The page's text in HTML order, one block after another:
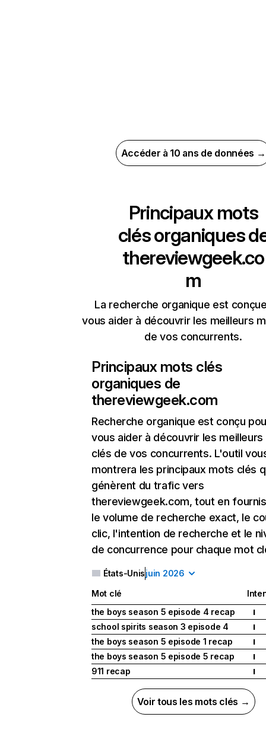
Accéder à 10 ans de données →
Principaux mots
clés organiques
thereviewgeek.co
m
La recherche organique est
vous aider à découvrir les meilleurs
de vos concurrents.
Principaux mots clés
organiques de
thereviewgeek.com
Recherche organique est conçu
vous aider à découvrir les
clés de vos concurrents. L'outil
montrera les principaux mots clés
génèrent du trafic vers
thereviewgeek.com, tout en
le volume de recherche exact, le
clic, l'intention de recherche et le
de concurrence pour chaque mot
États-Unisjuin 2026
Mot clé
the boys season 5 episode 4 recap
I
school spirits season 3 episode 4 I
the boys season 5 episode 1 recap I
the boys season 5 episode 5 recap I
911 recap I
Voir tous les mots clés →